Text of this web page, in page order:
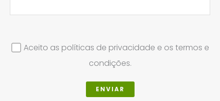
Aceito as políticas de privacidade e os termos e
condições.